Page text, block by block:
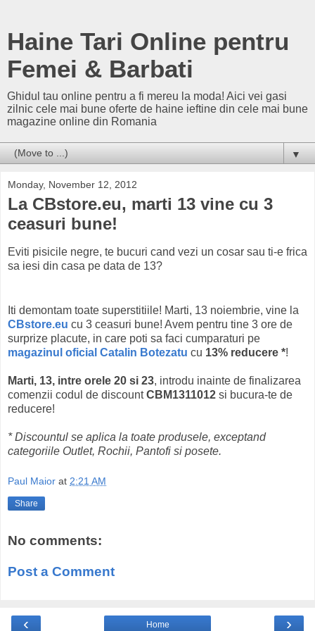
Haine Tari Online pentru
Femei & Barbati
Ghidul tau online pentru a fi mereu la moda! Aici vei gasi
zilnic cele mai bune oferte de haine ieftine din cele mai bune
magazine online din Romania
▼
Monday, November 12, 2012
La CBstore.eu, marti 13 vine cu 3
ceasuri bune!
Eviti pisicile negre, te bucuri cand vezi un cosar sau ti-e frica
sa iesi din casa pe data de 13?
Iti demontam toate superstitiile! Marti, 13 noiembrie, vine la
CBstore.eu cu 3 ceasuri bune! Avem pentru tine 3 ore de
surprize placute, in care poti sa faci cumparaturi pe
magazinul oficial Catalin Botezatu cu 13% reducere *!
Marti, 13, intre orele 20 si 23, introdu inainte de finalizarea
comenzii codul de discountCBM1311012 si bucura-te de
reducere!
* Discountul se aplica la toate produsele, exceptand
categoriile Outlet, Rochii, Pantofi si posete.
Paul Maior at 2:21 AM
Share
No comments:
Post a Comment
‹ ›
Home